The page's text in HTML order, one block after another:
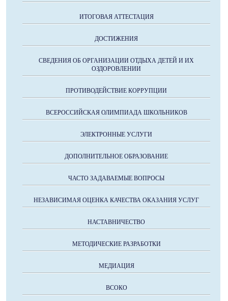
ИТОГОВАЯ АТТЕСТАЦИЯ
ДОСТИЖЕНИЯ
СВЕДЕНИЯ ОБ ОРГАНИЗАЦИИ ОТДЫХА ДЕТЕЙ И ИХ
ОЗДОРОВЛЕНИИ
ПРОТИВОДЕЙСТВИЕ КОРРУПЦИИ
ВСЕРОССИЙСКАЯ ОЛИМПИАДА ШКОЛЬНИКОВ
ЭЛЕКТРОННЫЕ УСЛУГИ
ДОПОЛНИТЕЛЬНОЕ ОБРАЗОВАНИЕ
ЧАСТО ЗАДАВАЕМЫЕ ВОПРОСЫ
НЕЗАВИСИМАЯ ОЦЕНКА КАЧЕСТВА ОКАЗАНИЯ УСЛУГ
НАСТАВНИЧЕСТВО
МЕТОДИЧЕСКИЕ РАЗРАБОТКИ
МЕДИАЦИЯ
ВСОКО